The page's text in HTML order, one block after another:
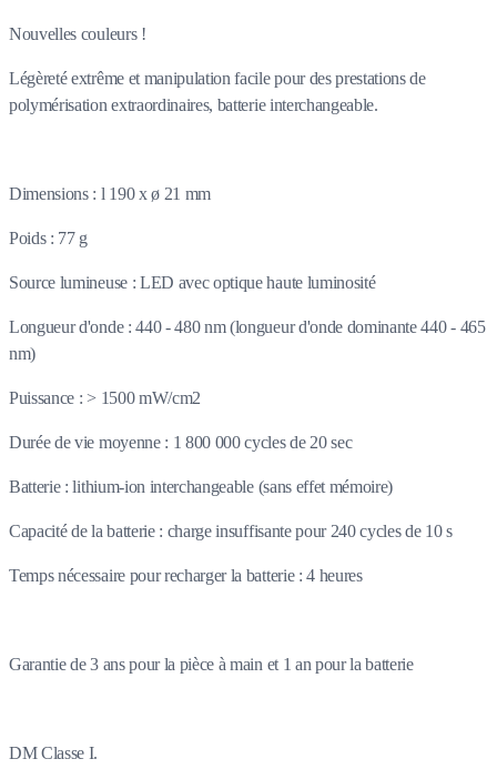
Nouvelles couleurs !
Légèreté extrême et manipulation facile pour des prestations de
polymérisation extraordinaires, batterie interchangeable.
Dimensions : l 190 x ø 21 mm
Poids : 77 g
Source lumineuse : LED avec optique haute luminosité
Longueur d'onde : 440 - 480 nm (longueur d'onde dominante 440 - 465
nm)
Puissance : > 1500 mW/cm2
Durée de vie moyenne : 1 800 000 cycles de 20 sec
Batterie : lithium-ion interchangeable (sans effet mémoire)
Capacité de la batterie : charge insuffisante pour 240 cycles de 10 s
Temps nécessaire pour recharger la batterie : 4 heures
Garantie de 3 ans pour la pièce à main et 1 an pour la batterie
DM Classe I.